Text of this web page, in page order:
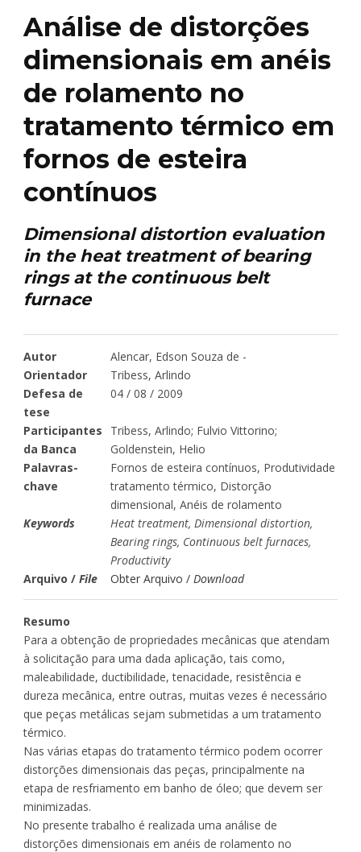
Análise de distorções
dimensionais em anéis
de rolamento no
tratamento térmico em
fornos de esteira
contínuos
Dimensional distortion evaluation
in the heat treatment of bearing
rings at the continuous belt
furnace
Autor
Alencar, Edson Souza de -
Orientador
Tribess, Arlindo
Defesa de
tese
04 / 08 / 2009
Participantes
da Banca
Tribess, Arlindo; Fulvio Vittorino;
Goldenstein, Helio
Palavras-
chave
Fornos de esteira contínuos, Produtividade
tratamento térmico, Distorção
dimensional, Anéis de rolamento
Keywords
Heat treatment, Dimensional distortion,
Bearing rings, Continuous belt furnaces,
Productivity
Arquivo / File Obter Arquivo / Download
Resumo
Para a obtenção de propriedades mecânicas que atendam
à solicitação para uma dada aplicação, tais como,
maleabilidade, ductibilidade, tenacidade, resistência e
dureza mecânica, entre outras, muitas vezes é necessário
que peças metálicas sejam submetidas a um tratamento
térmico.
Nas várias etapas do tratamento térmico podem ocorrer
distorções dimensionais das peças, principalmente na
etapa de resfriamento em banho de óleo; que devem ser
minimizadas.
No presente trabalho é realizada uma análise de
distorções dimensionais em anéis de rolamento no